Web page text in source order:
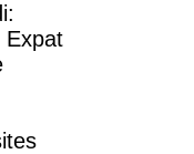
Expat